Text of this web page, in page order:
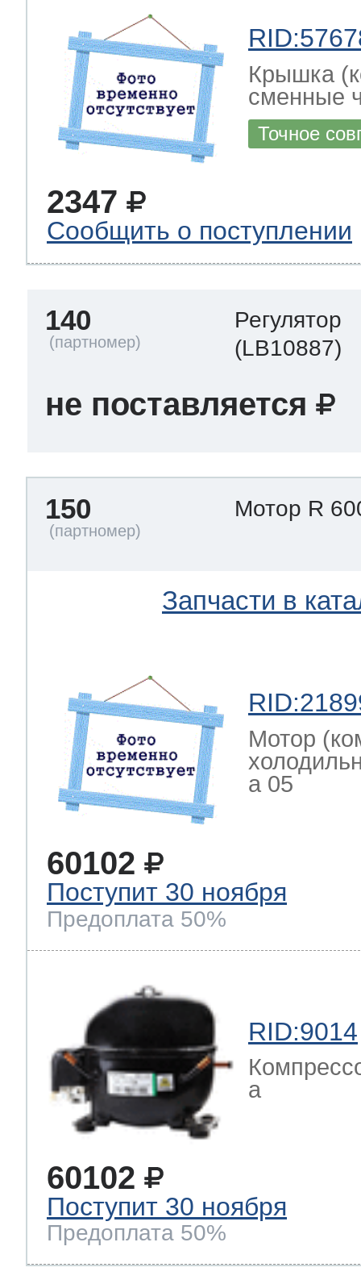
Крышка
сменные
Точное
2347
Сообщить о поступлении
140
Регулятор
(LB10887)
не поставляется
150 Мотор R
Запчасти в
Мотор
a 05
60102
Поступит 30 ноября
Предоплата 50%
RID:9014
a
60102
Поступит 30 ноября
Предоплата 50%